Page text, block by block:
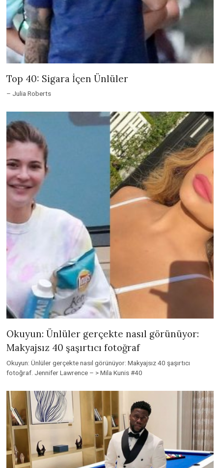
Top 40: Sigara İçen Ünlüler
– Julia Roberts
Okuyun: Ünlüler gerçekte nasıl görünüyor:
Makyajsız 40 şaşırtıcı fotoğraf
Okuyun: Ünlüler gerçekte nasıl görünüyor: Makyajsız 40 şaşırtıcı
fotoğraf. Jennifer Lawrence – > Mila Kunis #40